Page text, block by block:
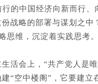
行的中国经济向新而行
战略的部署与谋划之
维，沉淀着实践思考。
活会上，“共产党人是
“空中楼阁”，它要建